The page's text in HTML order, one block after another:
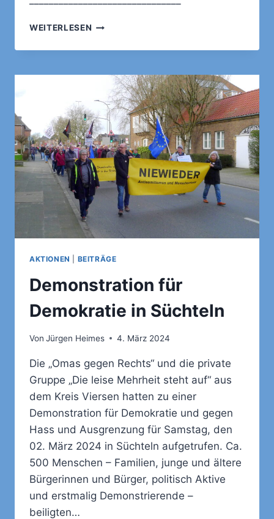
WEITERLESEN ANTI-
BUTTON
GEORG
ETTL
AKTIONEN BEITRÄGE
Demonstration für
Demokratie in Süchteln
Von Jürgen Heimes 4. März 2024
Die „Omas gegen Rechts“ und die private
Gruppe „Die leise Mehrheit steht auf“ aus
dem Kreis Viersen hatten zu einer
Demonstration für Demokratie und gegen
Hass und Ausgrenzung für Samstag, den
02. März 2024 in Süchteln aufgetrufen. Ca.
500 Menschen – Familien, junge und ältere
Bürgerinnen und Bürger, politisch Aktive
und erstmalig Demonstrierende –
beiligten…